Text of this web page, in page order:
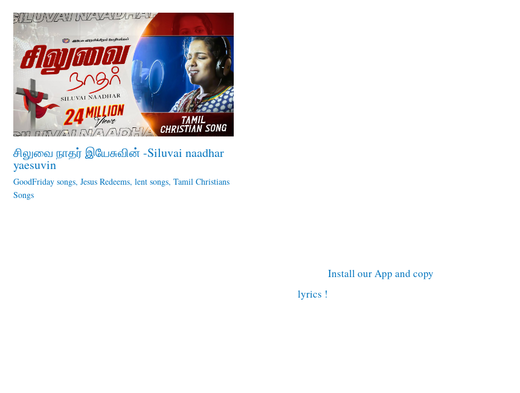
சிலுவை நாதர் இயேசுவின் -Siluvai naadhar
yaesuvin
GoodFriday songs, Jesus Redeems, lent songs, Tamil Christians
Songs
Install our App and copy
lyrics !